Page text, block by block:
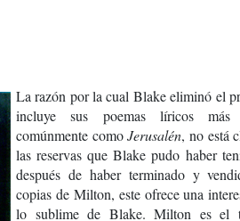
La razón por la cual Blake eliminó el
incluye sus poemas líricos más
comúnmente comoJerusalén, no está
las reservas que Blake pudo haber
después de haber terminado y
copias de Milton, este ofrece una
lo sublime de Blake. Milton es el